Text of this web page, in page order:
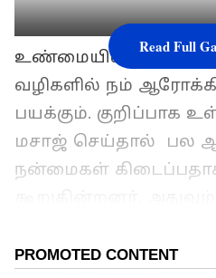
உண்மையில், மசாஜ்
வழிகளில் நம்
பயக்கும். குறிப்பாக
மசாஜ் செய்தால் பல
நன்மைகள்
வேண்டும்.
Read Full